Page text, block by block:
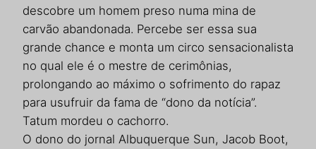
descobre um homem preso numa mina de
carvão abandonada. Percebe ser essa sua
grande chance e monta um circo sensacionalista
no qual ele é o mestre de cerimônias,
prolongando ao máximo o sofrimento do rapaz
para usufruir da fama de “dono da notícia”.
Tatum mordeu o cachorro.
O dono do jornal Albuquerque Sun, Jacob Boot,